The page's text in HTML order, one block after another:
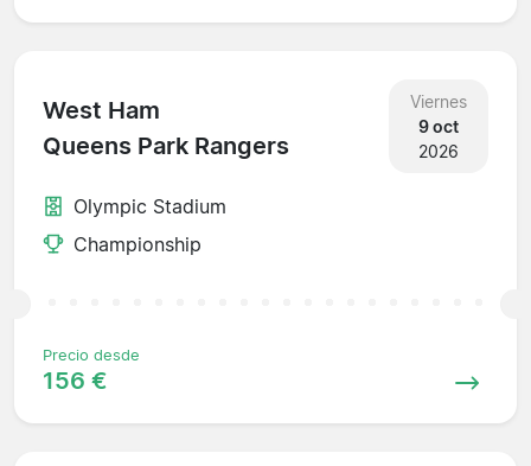
West Ham
Queens Park Rangers
Viernes
9 oct
2026
Olympic Stadium
Championship
Precio desde
156 €